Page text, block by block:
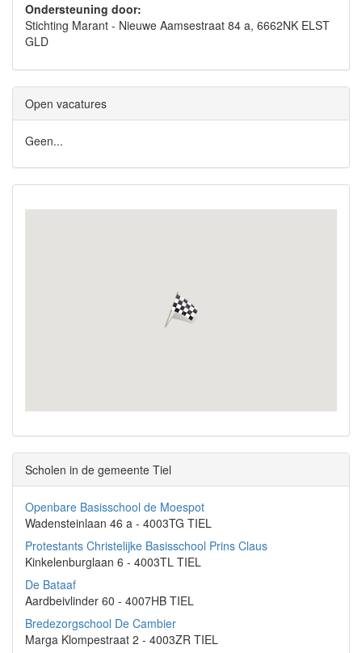
Ondersteuning door:
Stichting Marant - Nieuwe Aamsestraat 84 a, 6662NK ELST
GLD
Open vacatures
Geen...
Scholen in de gemeente Tiel
Openbare Basisschool de Moespot
Wadensteinlaan 46 a - 4003TG TIEL
Protestants Christelijke Basisschool Prins Claus
Kinkelenburglaan 6 - 4003TL TIEL
De Bataaf
Aardbeivlinder 60 - 4007HB TIEL
Bredezorgschool De Cambier
Marga Klompestraat 2 - 4003ZR TIEL